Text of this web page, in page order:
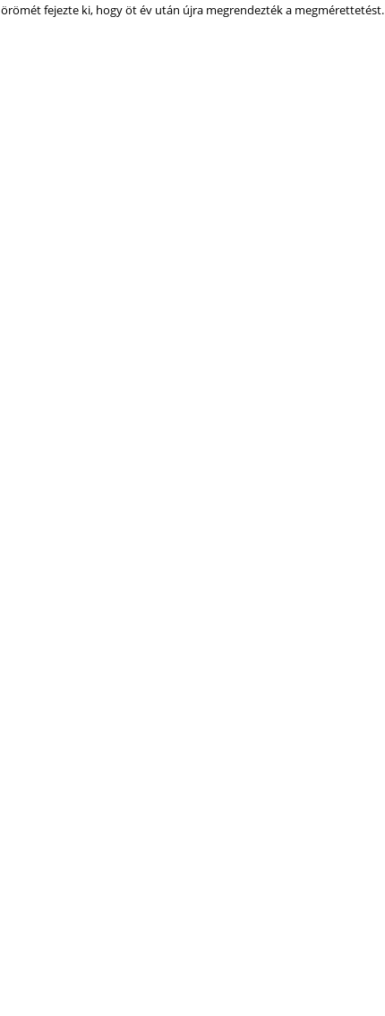
örömét fejezte ki, hogy öt év után újra megrendezték a megmérettetést.